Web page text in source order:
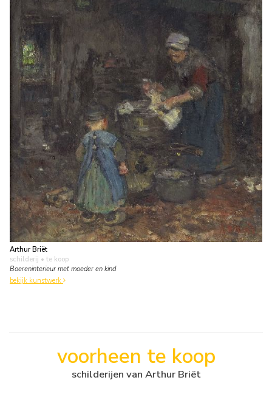
Arthur Briët
schilderij • te koop
Boereninterieur met moeder en kind
bekijk kunstwerk
voorheen te koop
schilderijen van Arthur Briët